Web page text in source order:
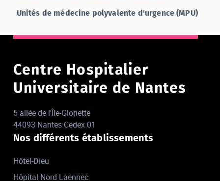
Unités de médecine polyvalente d'urgence (MPU)
Centre Hospitalier
Universitaire de Nantes
5 allée de l'Île-Gloriette
44093 Nantes Cedex 01
Nos différents établissements
Hôtel-Dieu
Hôpital Nord Laennec